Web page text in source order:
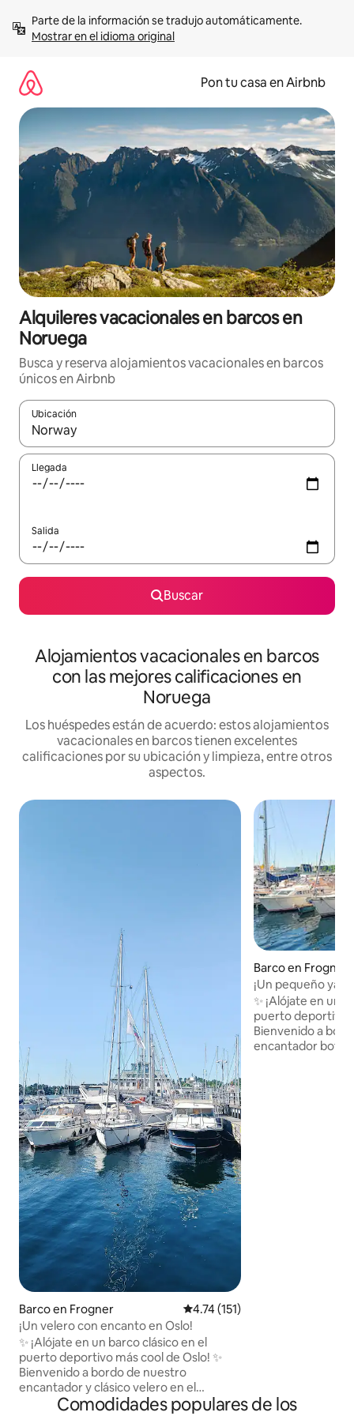
contenidoMostrar en el idioma original
Pon tu casa en Airbnb
Alquileres vacacionales en barcos en
Noruega
Busca y reserva alojamientos vacacionales en barcos
únicos en Airbnb
Ubicación
Cuando los resultados estén disponibles, navega con las
Llegada
Salida
Buscar
Alojamientos vacacionales en barcos
con las mejores calificaciones en
Noruega
Los huéspedes están de acuerdo: estos alojamientos
vacacionales en barcos tienen excelentes
calificaciones por su ubicación y limpieza, entre otros
aspectos.
Barco en Frogner Calificación promedio: 4.74 de
4.74 (151)
¡Un velero con encanto en Oslo!
✨ ¡Alójate en un barco clásico en el
puerto deportivo más cool de Oslo! ✨
Bienvenido a bordo de nuestro
encantador y clásico velero en el
corazón de Oslo. 🛌 Qué esperar:
Barco en Frogner
¡Un pequeño
✨ ¡Alójate en un
puerto deportivo
Bienvenido a
encantador bote
Comodidades populares de los